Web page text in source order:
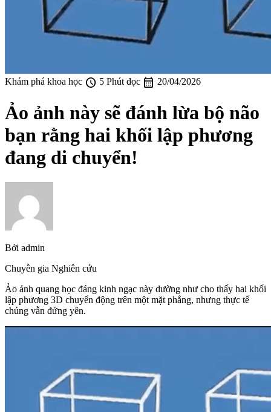
Khám phá khoa học schedule 5 Phút đọc calendar_month 20/04/2026
Ảo ảnh này sẽ đánh lừa bộ não
bạn rằng hai khối lập phương
đang di chuyển!
Bởi admin
Chuyên gia Nghiên cứu
Ảo ảnh quang học đáng kinh ngạc này dường như cho thấy hai khối
lập phương 3D chuyển động trên một mặt phẳng, nhưng thực tế
chúng vẫn đứng yên.